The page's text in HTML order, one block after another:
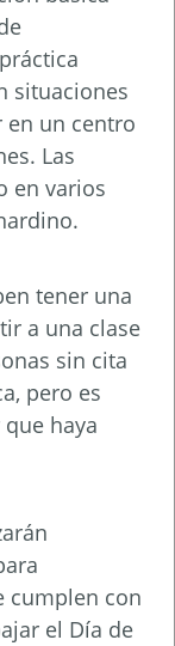
situaciones
en un centro
Las
en varios
tener una
a una clase
sin cita
pero es
haya
cumplen con
el Día de